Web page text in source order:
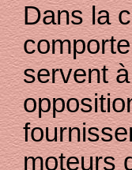
Dans la
servent
moteurs